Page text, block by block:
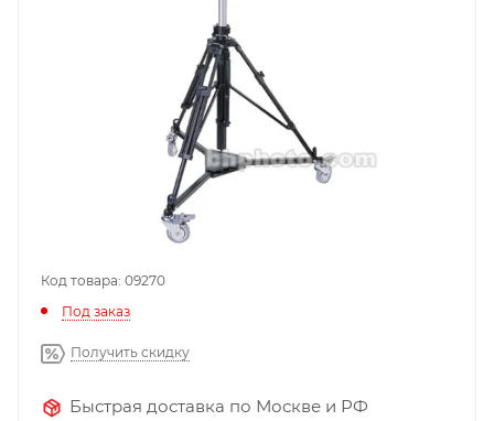
Код товара: 09270
Под заказ
Получить скидку
Быстрая доставка по Москве и РФ